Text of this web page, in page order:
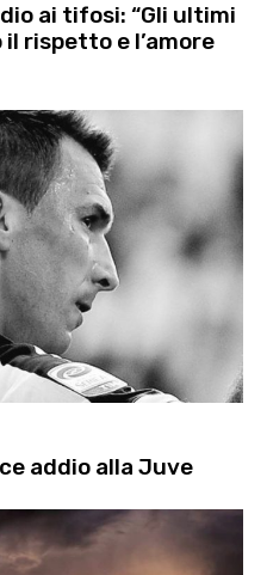
ai tifosi: “Gli ultimi
rispetto e l’amore
addio alla Juve